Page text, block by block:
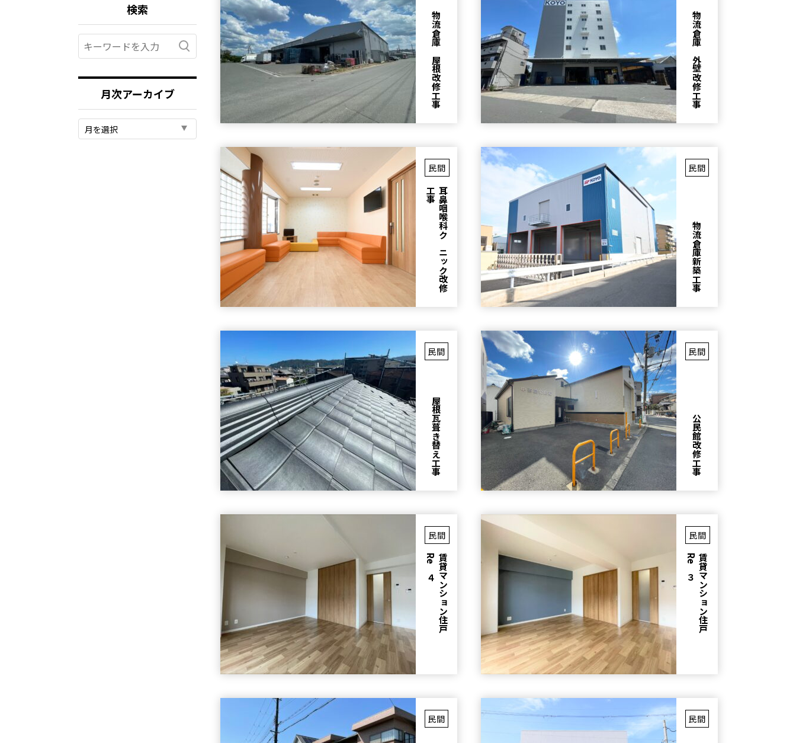
検索
月次アーカイブ 物流倉庫 屋根改修工事 物流倉庫 外壁改修工事
民間
耳
鼻
咽
喉
科
ク
リ
ニ
ッ
ク
改
修
工
事
民間
物流倉庫新築工事
民間
屋根瓦葺き替え工事
民間
公民館改修工事
民間
賃
貸
マ
ン
シ
ョ
ン
住
戸
R
e
４
民間
賃
貸
マ
ン
シ
ョ
ン
住
戸
R
e
３
民間 民間